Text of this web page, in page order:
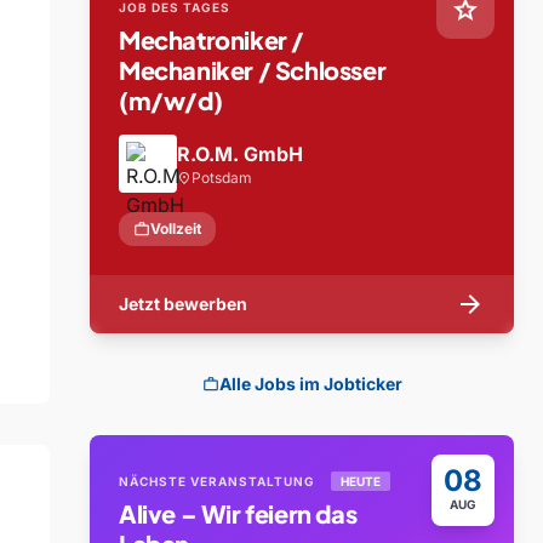
star
JOB DES TAGES
Mechatroniker /
Mechaniker / Schlosser
(m/w/d)
R.O.M. GmbH
location_on Potsdam
workVollzeit
Jetzt bewerben arrow_forward
workAlle Jobs im Jobticker
08
AUG
NÄCHSTE VERANSTALTUNG HEUTE
Alive – Wir feiern das